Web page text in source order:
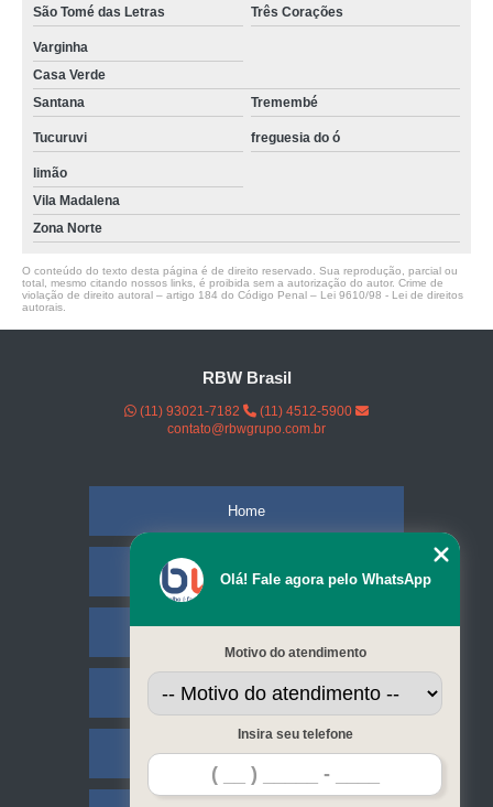
São Tomé das Letras Três Corações
Varginha
Casa Verde
Santana
Tremembé
Tucuruvi freguesia do ó
limão
Vila Madalena
Zona Norte
O conteúdo do texto desta página é de direito reservado. Sua reprodução, parcial ou
total, mesmo citando nossos links, é proibida sem a autorização do autor. Crime de
violação de direito autoral – artigo 184 do Código Penal – Lei 9610/98 - Lei de direitos
autorais
RBW Brasil
(11) 93021-7182
(11) 4512-5900
contato@rbwgrupo.com.br
Home
Empresa
Serviços
Contato
Olá! Fale agora pelo WhatsApp
Motivo do atendimento
Insira seu telefone